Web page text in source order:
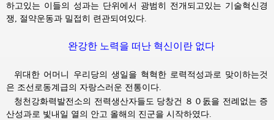
하고있는 이들의 성과는 단위에서 광범히 전개되고있는 기술혁신경
쟁, 절약운동과 밀접히 련관되여있다.
완강한 노력을 떠난 혁신이란 없다
위대한 어머니 우리당의 생일을 혁혁한 로력적성과로 맞이하는것
은 조선로동계급의 자랑스러운 전통이다.
청천강화력발전소의 전력생산자들도 당창건 ８０돐을 전례없는 증
산성과로 빛내일 열의 안고 올해의 진군을 시작하였다.